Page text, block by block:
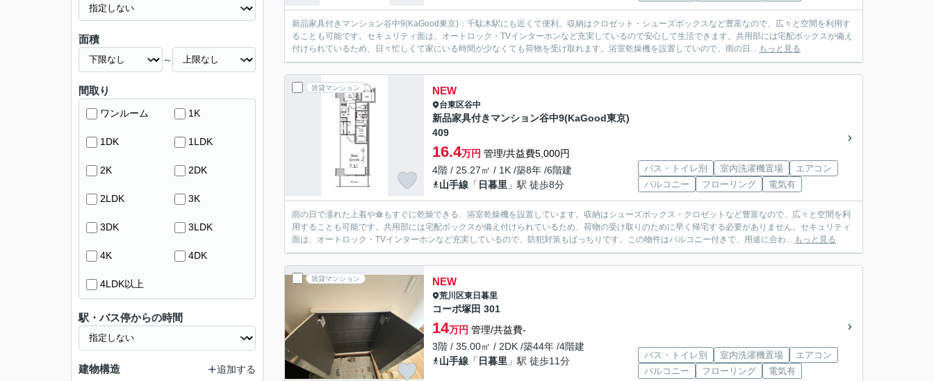
新品家具付きマンション谷中9(KaGood東京)：千駄木駅にも近くて便利。収納はクロゼット・シューズボックスなど豊富なので、広々と空間を利用す
ることも可能です。セキュリティ面は、オートロック・TVインターホンなど充実しているので安心して生活できます。共用部には宅配ボックスが備え
付けられているため、日々忙しくて家にいる時間が少なくても荷物を受け取れます。浴室乾燥機を設置していので、雨の日... もっと見る
賃貸マンション NEW
台東区谷中
新品家具付きマンション谷中9(KaGood東京)
409
16.4万円 管理/共益費5,000円
4階 / 25.27㎡ / 1K /築8年 /6階建
山手線 「 日暮里 」駅 徒歩8分
バス・トイレ別 室内洗濯機置場
エアコン
バルコニー
フローリング 電気有
雨の日で濡れた上着や傘もすぐに乾燥できる、浴室乾燥機を設置しています。収納はシューズボックス・クロゼットなど豊富なので、広々と空間を利
用することも可能です。共用部には宅配ボックスが備え付けられているため、荷物の受け取りのために早く帰宅する必要がありません。セキュリティ
面は、オートロック・TVインターホンなど充実しているので、防犯対策もばっちりです。この物件はバルコニー付きで、用途に合わ... もっと見る
賃貸マンション NEW
荒川区東日暮里
コーポ塚田 301
14万円 管理/共益費-
3階 / 35.00㎡ / 2DK /築44年 /4階建
山手線 「 日暮里 」駅 徒歩11分
バス・トイレ別 室内洗濯機置場
エアコン
バルコニー
フローリング 電気有
面積
～
間取り
ワンルーム 1K
1DK 1LDK
2K 2DK
2LDK 3K
3DK 3LDK
4K 4DK
4LDK以上
駅・バス停からの時間
建物構造 追加する